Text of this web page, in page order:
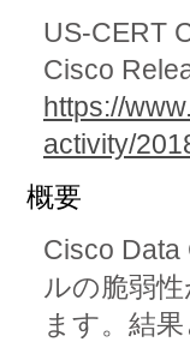
US-CERT
Cisco
https://
activity/
概要
Cisco
ルの脆弱
ます。結